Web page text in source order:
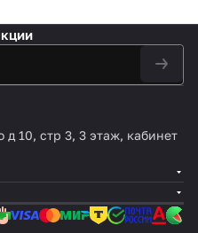
4-
канал
24
OX 24
д 10, стр 3, 3 этаж, кабинет